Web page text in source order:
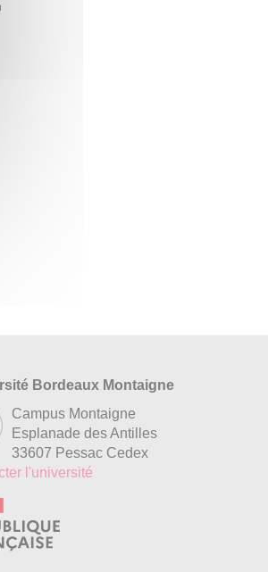
Bordeaux Montaigne
Campus Montaigne
Esplanade des Antilles
33607 Pessac Cedex
l'université